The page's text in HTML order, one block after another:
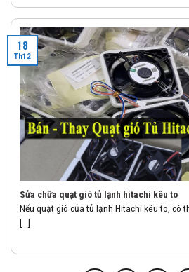
Sửa chữa quạt gió tủ lạnh hitachi kêu to
Nếu quạt gió của tủ lạnh Hitachi kêu to, có
[...]
18
Th12